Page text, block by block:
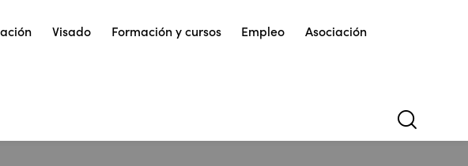
Visado Formación y cursos Empleo Asociación